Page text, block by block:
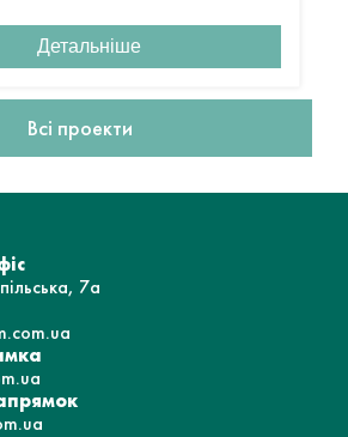
Детальніше
Всі проекти
7а